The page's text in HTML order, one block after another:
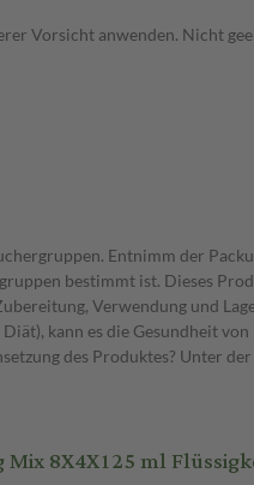
Vorsicht anwenden. Nicht
Entnimm der
bestimmt ist. Dieses
Verwendung und
kann es die Gesundheit
des Produktes? Unter
8X4X125 ml